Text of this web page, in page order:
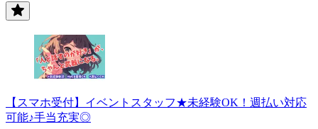
【スマホ受付】イベントスタッフ★未経験OK！週払い対応
可能♪手当充実◎